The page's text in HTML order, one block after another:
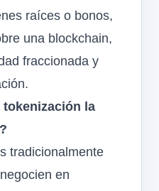
raíces o bonos,
una blockchain,
fraccionada y
tokenización la
tradicionalmente
en